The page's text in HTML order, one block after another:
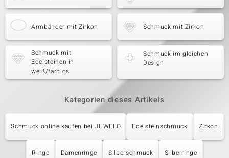
Armbänder mit Zirkon Schmuck mit Zirkon
Schmuck mit
Edelsteinen in
weiß/farblos
Schmuck im gleichen
Design
Kategorien dieses Artikels
Schmuck online kaufen bei JUWELO Edelsteinschmuck Zirkon
Ringe Damenringe Silberschmuck Silberringe